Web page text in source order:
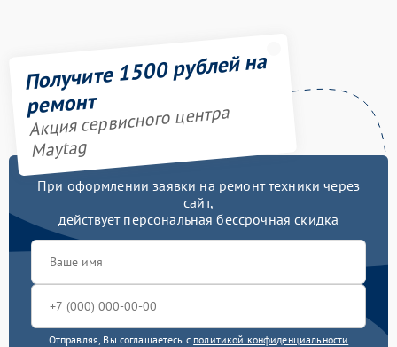
Получите 1500 рублей на
ремонт
Акция сервисного центра
Maytag
При оформлении заявки на ремонт техники через
сайт,
действует персональная бессрочная скидка
Отправляя, Вы соглашаетесь с политикой конфиденциальности